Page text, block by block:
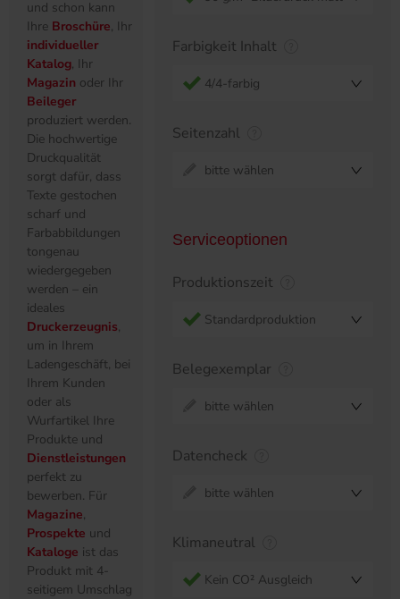
und schon kann
Ihre Broschüre, Ihr
individueller
Katalog, Ihr
Magazin oder Ihr
Beileger
produziert werden.
Die hochwertige
Druckqualität
sorgt dafür, dass
Texte gestochen
scharf und
Farbabbildungen
tongenau
wiedergegeben
werden – ein
ideales
Druckerzeugnis,
um in Ihrem
Ladengeschäft, bei
Ihrem Kunden
oder als
Wurfartikel Ihre
Produkte und
Dienstleistungen
perfekt zu
bewerben. Für
Magazine,
Prospekte und
Kataloge ist das
Produkt mit 4-
seitigem Umschlag
Farbigkeit Inhalt
4/4-farbig
Seitenzahl
bitte wählen
Serviceoptionen
Produktionszeit
Standardproduktion
Belegexemplar
bitte wählen
Datencheck
bitte wählen
Klimaneutral
Kein CO² Ausgleich